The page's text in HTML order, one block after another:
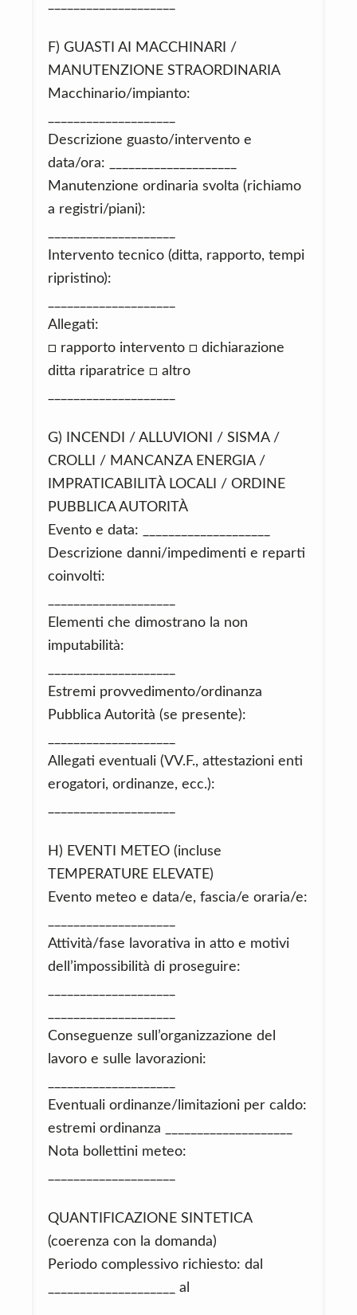
F) GUASTI AI MACCHINARI /
MANUTENZIONE STRAORDINARIA
Macchinario/impianto:
Descrizione guasto/intervento e
data/ora: ____________________
Manutenzione ordinaria svolta (richiamo
a registri/piani):
Intervento tecnico (ditta, rapporto, tempi
ripristino):
Allegati:
□ rapporto intervento □ dichiarazione
ditta riparatrice □ altro
G) INCENDI / ALLUVIONI / SISMA /
CROLLI / MANCANZA ENERGIA /
IMPRATICABILITÀ LOCALI / ORDINE
PUBBLICA AUTORITÀ
Evento e data: ____________________
Descrizione danni/impedimenti e reparti
coinvolti:
Elementi che dimostrano la non
imputabilità:
Estremi provvedimento/ordinanza
Pubblica Autorità (se presente):
Allegati eventuali (VV.F., attestazioni enti
erogatori, ordinanze, ecc.):
H) EVENTI METEO (incluse
TEMPERATURE ELEVATE)
Evento meteo e data/e, fascia/e oraria/e:
Attività/fase lavorativa in atto e motivi
dell’impossibilità di proseguire:
Conseguenze sull’organizzazione del
lavoro e sulle lavorazioni:
Eventuali ordinanze/limitazioni per caldo:
estremi ordinanza ____________________
Nota bollettini meteo:
QUANTIFICAZIONE SINTETICA
(coerenza con la domanda)
Periodo complessivo richiesto: dal
____________________ al